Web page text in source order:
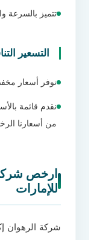
تتميز بالسرعة
التسعير
نوفر أسعار
نقدم قائمة
من أسعارنا
ارخص
للإمارات
شركة الرهوان